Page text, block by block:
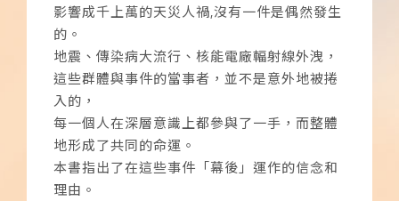
影響成千上萬的天災人禍,沒有一件是偶然發生
的。
地震、傳染病大流行、核能電廠輻射線外洩，
這些群體與事件的當事者，並不是意外地被捲
入的，
每一個人在深層意識上都參與了一手，而整體
地形成了共同的命運。
本書指出了在這些事件「幕後」運作的信念和
理由。